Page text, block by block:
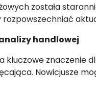
została
rozpowszechniać
handlowej
kluczowe znaczenie
Nowicjusze